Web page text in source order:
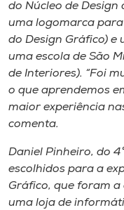
A-
do Núcleo de Design
uma logomarca
do Design Gráfico)
uma escola de São
de Interiores). “Foi
o que aprendemos
maior experiência
comenta.
Daniel Pinheiro, do
escolhidos para a
Gráfico, que foram
uma loja de